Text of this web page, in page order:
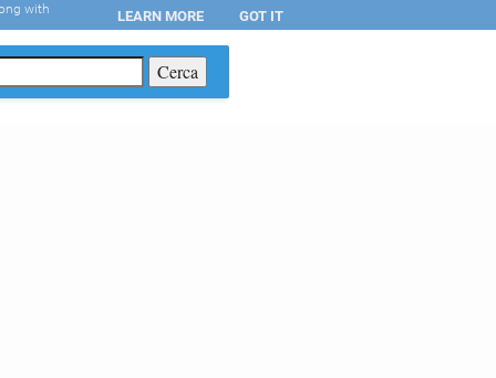
with LEARN MORE GOT IT